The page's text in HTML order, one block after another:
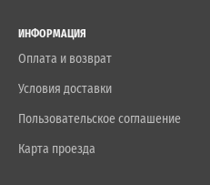
ИНФОРМАЦИЯ
Оплата и возврат
Условия доставки
Пользовательское соглашение
Карта проезда